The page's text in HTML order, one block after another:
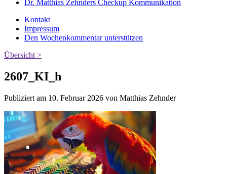
Dr. Matthias Zehnders Checkup Kommunikation
Kontakt
Impressum
Den Wochenkommentar unterstützen
Übersicht >
2607_KI_h
Publiziert am 10. Februar 2026 von Matthias Zehnder